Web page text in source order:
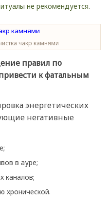
не рекомендуется.
чакр камнями
правил по
к фатальным
энергетических
негативные
в ауре;
каналов;
хронической.